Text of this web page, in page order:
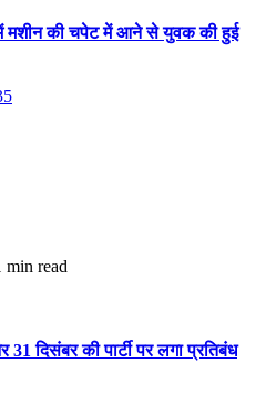
मशीन की चपेट में आने से युवक की हुई
min read
दिसंबर की पार्टी पर लगा प्रतिबंध